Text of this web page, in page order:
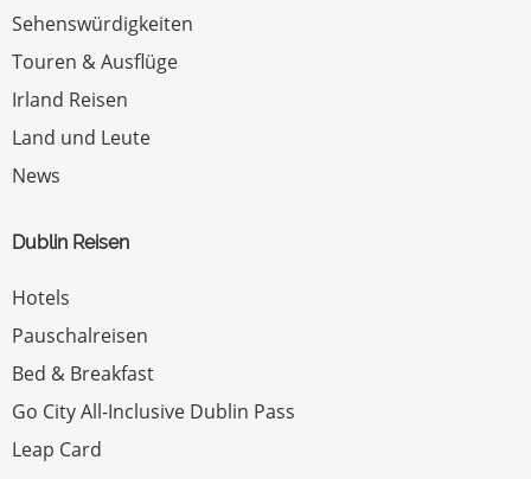
Sehenswürdigkeiten
Touren & Ausflüge
Irland Reisen
Land und Leute
News
Dublin Reisen
Hotels
Pauschalreisen
Bed & Breakfast
Go City All-Inclusive Dublin Pass
Leap Card